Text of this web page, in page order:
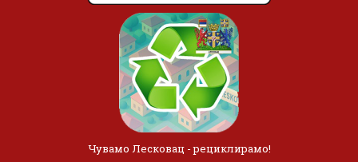
Чувамо Лесковац - рециклирамо!